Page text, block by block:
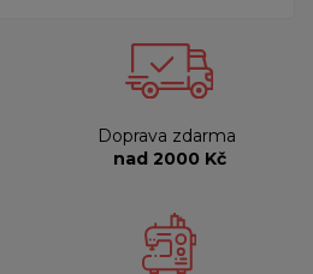
Doprava zdarma
nad 2000 Kč